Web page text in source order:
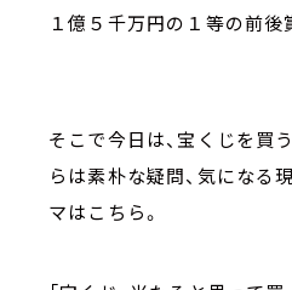
１億５千万円の１等の前後
そこで今日は、宝くじを買
らは素朴な疑問、気になる
マはこちら。